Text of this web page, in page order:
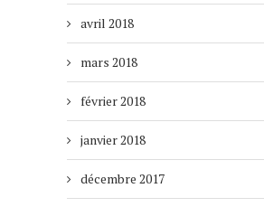
avril 2018
mars 2018
février 2018
janvier 2018
décembre 2017